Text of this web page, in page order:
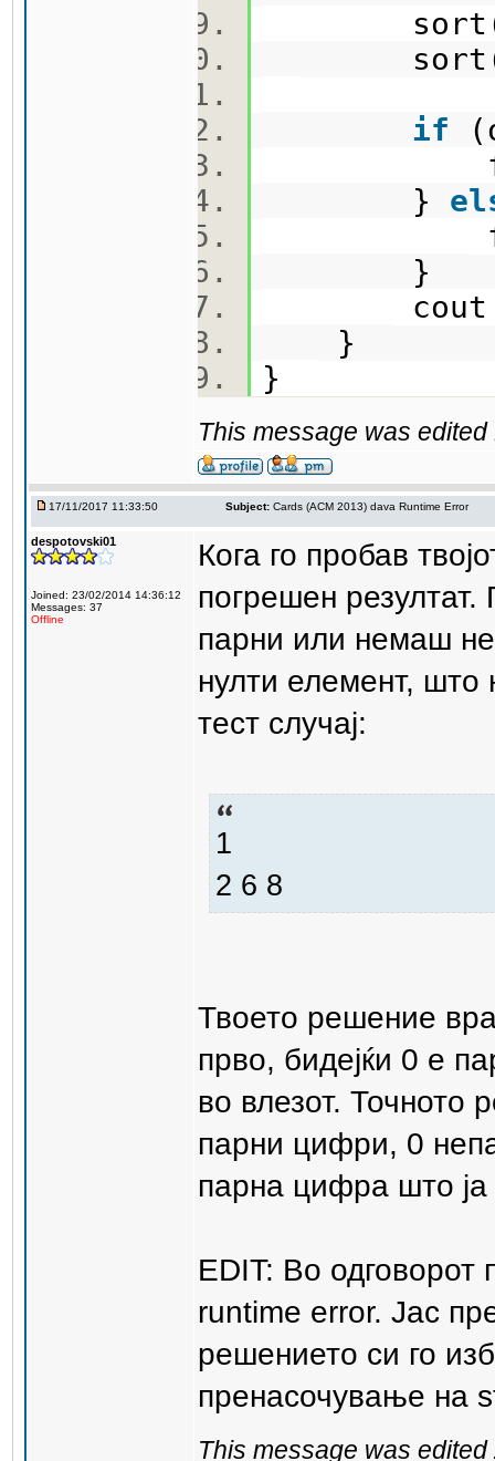
if
f(o,
}
f(e,
}
cout
}
}
This message was
17/11/2017 11:33:50 Subject: Cards (ACM 2013) dava Runtime Error
despotovski01
Joined: 23/02/2014 14:36:12
Messages: 37
Offline
Кога го пробав
погрешен
парни или немаш
нулти елемент, што
тест случај:
1
2 6 8
Твоето решение
прво, бидејќи 0 е
во влезот. Точното
парни цифри, 0
парна цифра што
EDIT: Во одговорот
runtime error. Јас
решението си го
пренасочување на
This message was